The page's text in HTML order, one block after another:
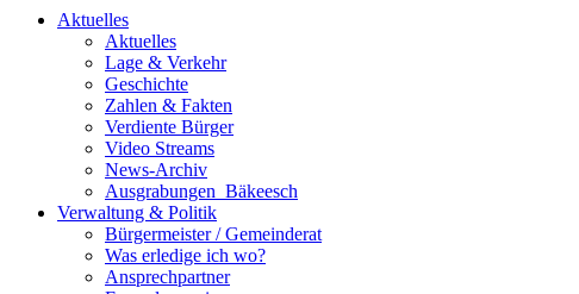
Aktuelles
Aktuelles
Lage & Verkehr
Geschichte
Zahlen & Fakten
Verdiente Bürger
Video Streams
News-Archiv
Ausgrabungen_Bäkeesch
Verwaltung & Politik
Bürgermeister / Gemeinderat
Was erledige ich wo?
Ansprechpartner